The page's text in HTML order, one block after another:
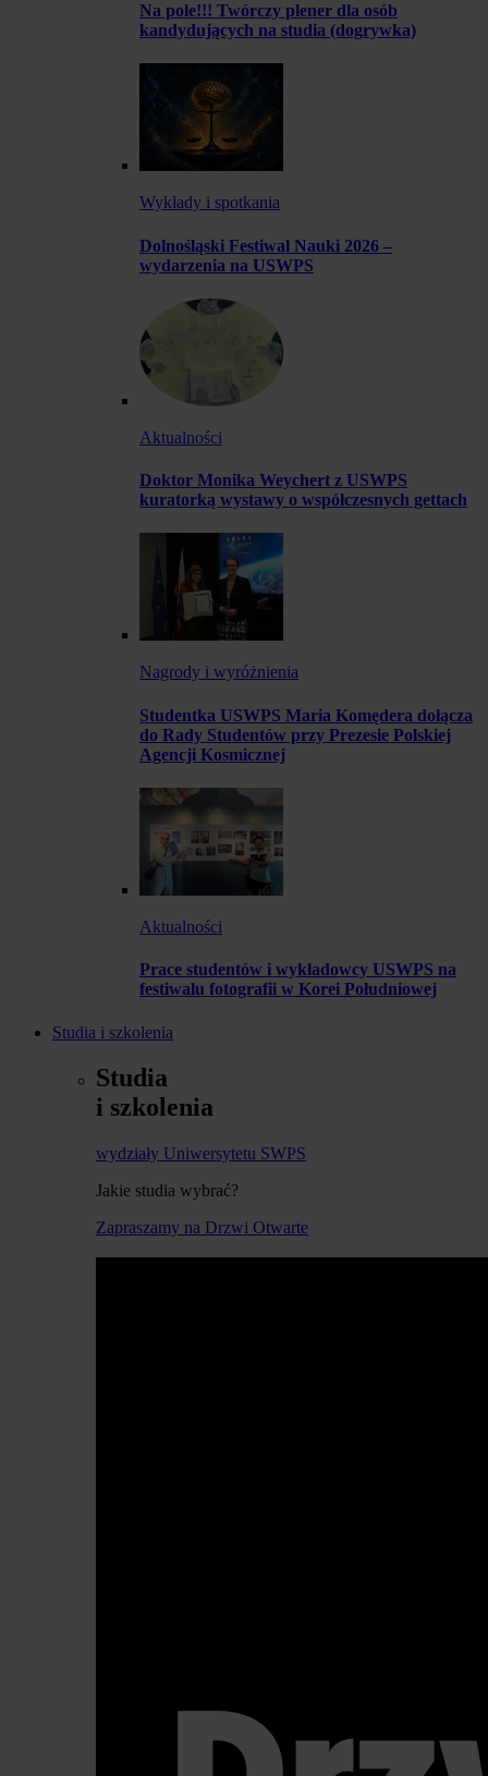
Na pole!!! Twórczy plener dla osób
kandydujących na studia (dogrywka)
Wykłady i spotkania
Dolnośląski Festiwal Nauki 2026 –
wydarzenia na USWPS
Aktualności
Doktor Monika Weychert z USWPS
kuratorką wystawy o współczesnych gettach
Nagrody i wyróżnienia
Studentka USWPS Maria Komędera dołącza
do Rady Studentów przy Prezesie Polskiej
Agencji Kosmicznej
Aktualności
Prace studentów i wykładowcy USWPS na
festiwalu fotografii w Korei Południowej
Studia i szkolenia
Studia
i szkolenia
wydziały Uniwersytetu SWPS
Jakie studia wybrać?
Zapraszamy na Drzwi Otwarte